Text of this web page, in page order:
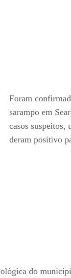
Foram
sarampo em
casos suspeitos,
deram positivo
do